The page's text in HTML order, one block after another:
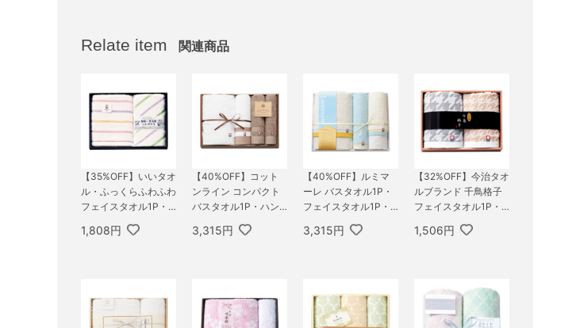
Relate item 関連商品
【35%OFF】いいタオ
ル・ふっくらふわふわ
フェイスタオル1P・
1,808円
【40%OFF】コット
ンライン コンパクト
バスタオル1P・ハン
スタオル2P
3,315円
【40%OFF】ルミマ
ーレ バスタオル1P・
フェイスタオル1P・
3,315円
【32%OFF】今治タオ
ルブランド 千鳥格子
フェイスタオル1P・
1,506円